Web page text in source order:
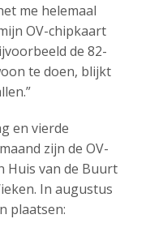
me helemaal
OV-chipkaart
de 82-
te doen, blijkt
en vierde
zijn de OV-
Huis van de Buurt
In augustus
plaatsen: